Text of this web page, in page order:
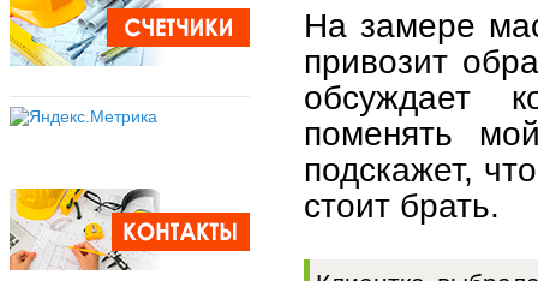
На замере
привозит
обсуждает
поменять
подскажет,
стоит брать.